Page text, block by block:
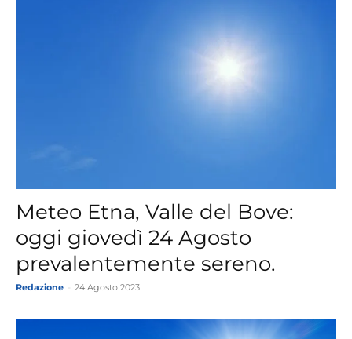
Meteo Etna, Valle del Bove:
oggi giovedì 24 Agosto
prevalentemente sereno.
Redazione 24 Agosto 2023